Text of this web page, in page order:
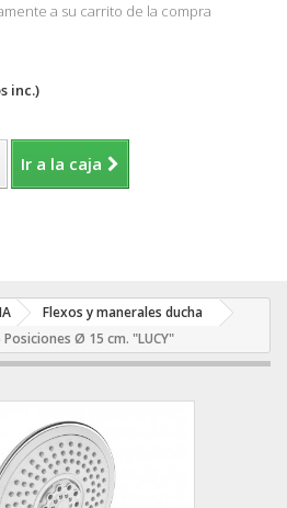
a su carrito de la compra
inc.)
Ir a la caja
Flexos y manerales ducha
Ø 15 cm. "LUCY"